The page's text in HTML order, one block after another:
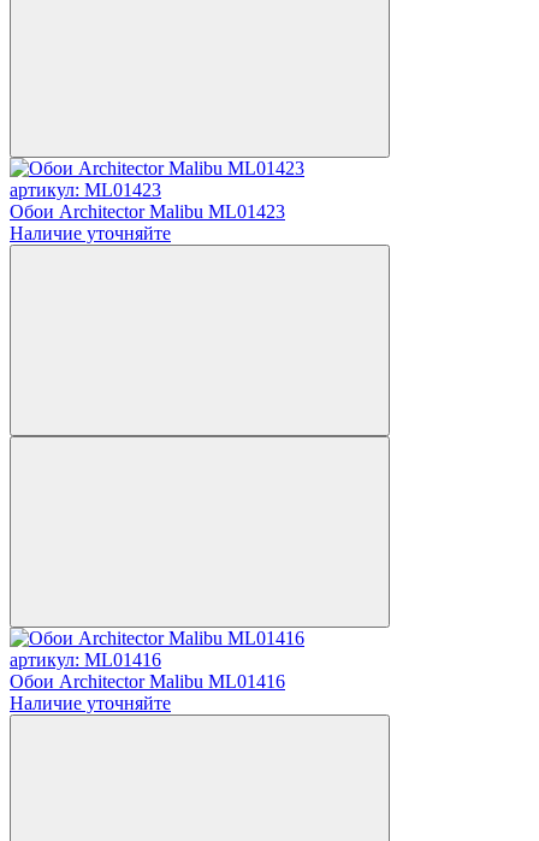
артикул: ML01423
Обои Architector Malibu ML01423
Наличие уточняйте
артикул: ML01416
Обои Architector Malibu ML01416
Наличие уточняйте